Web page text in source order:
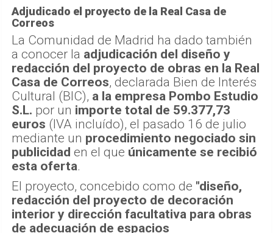
Adjudicado el proyecto de la Real Casa de
Correos
La Comunidad de Madrid ha dado también
a conocer la adjudicación del diseño y
redacción del proyecto de obras en la Real
Casa de Correos, declarada Bien de Interés
Cultural (BIC), a la empresa Pombo Estudio
S.L. por un importe total de 59.377,73
euros (IVA incluído), el pasado 16 de julio
mediante un procedimiento negociado sin
publicidad en el que únicamente se recibió
esta oferta.
El proyecto, concebido como de "diseño,
redacción del proyecto de decoración
interior y dirección facultativa para obras
de adecuación de espacios